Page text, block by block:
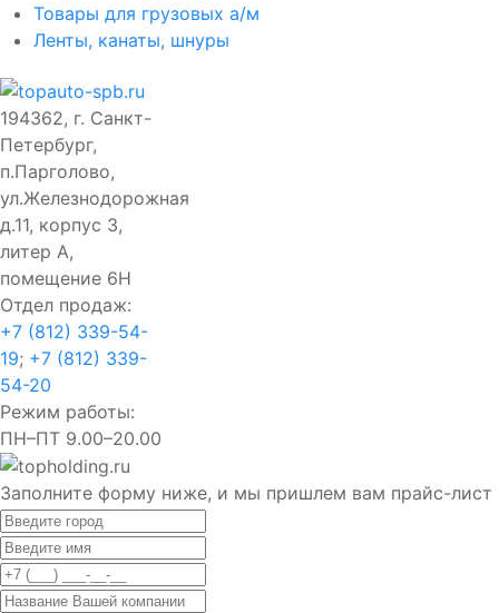
Товары для грузовых а/м
Ленты, канаты, шнуры
194362, г. Санкт-
Петербург,
п.Парголово,
ул.Железнодорожная
д.11, корпус 3,
литер А,
помещение 6Н
Отдел продаж:
+7 (812) 339-54-
19; +7 (812) 339-
54-20
Режим работы:
ПН–ПТ 9.00–20.00
Заполните форму ниже, и мы пришлем вам прайс-лист